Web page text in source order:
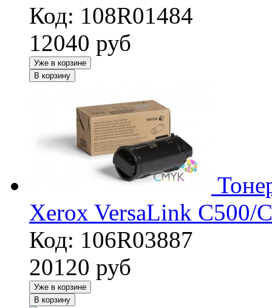
Код: 108R01484
12040 руб
Уже в корзине
В корзину
Xerox VersaLink C500/
Код: 106R03887
20120 руб
Уже в корзине
В корзину